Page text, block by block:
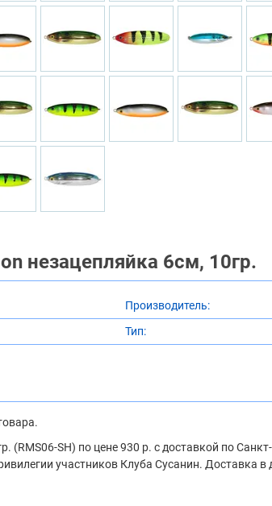
незацепляйка 6см, 10гр.
Производитель:
Тип:
(RMS06-SH) по цене 930 р. с доставкой по
участников Клуба Сусанин. Доставка в